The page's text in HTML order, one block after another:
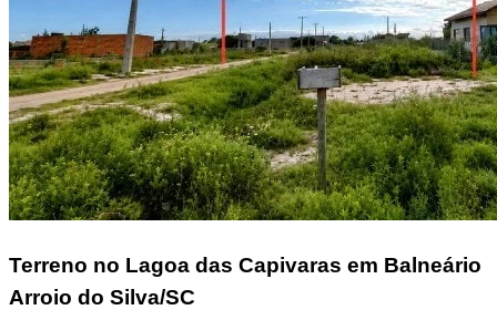
Terreno no Lagoa das Capivaras em Balneário
Arroio do Silva/SC